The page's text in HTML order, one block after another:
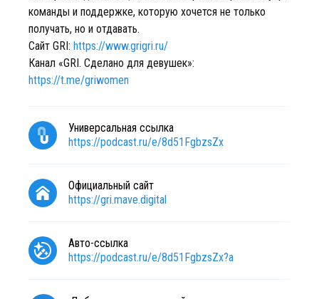
команды и поддержке, которую хочется не только
получать, но и отдавать.
Сайт GRI: https://www.grigri.ru/
Канал «GRI. Сделано для девушек»:
https://t.me/griwomen
Универсальная ссылка
https://podcast.ru/e/8d51FgbzsZx
Официальный сайт
https://gri.mave.digital
Авто-ссылка
https://podcast.ru/e/8d51FgbzsZx?a